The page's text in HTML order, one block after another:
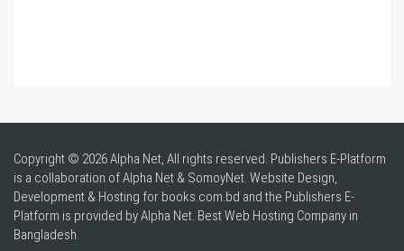
Copyright © 2026 Alpha Net, All rights reserved. Publishers E-Platform
is a collaboration of Alpha Net & SomoyNet. Website Design,
Development & Hosting for books.com.bd and the Publishers E-
Platform is provided by Alpha Net. BestWeb Hosting Company in
Bangladesh.